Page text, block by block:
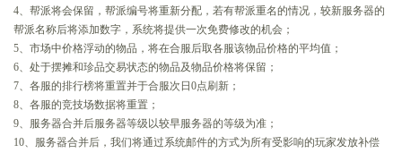
4、帮派将会保留，帮派编号将重新分配，若有帮派重名的情况，较新服务器的
帮派名称后将添加数字，系统将提供一次免费修改的机会；
5、市场中价格浮动的物品，将在合服后取各服该物品价格的平均值；
6、处于摆摊和珍品交易状态的物品及物品价格将保留；
7、各服的排行榜将重置并于合服次日0点刷新；
8、各服的竞技场数据将重置；
9、服务器合并后服务器等级以较早服务器的等级为准；
10、服务器合并后，我们将通过系统邮件的方式为所有受影响的玩家发放补偿